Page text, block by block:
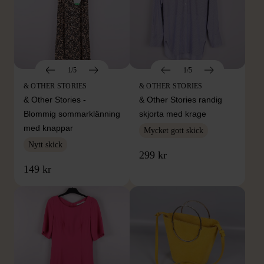
1/5
& OTHER STORIES
& Other Stories -
Blommig sommarklänning
med knappar
Nytt skick
149 kr
1/5
& OTHER STORIES
& Other Stories randig
skjorta med krage
Mycket gott skick
299 kr